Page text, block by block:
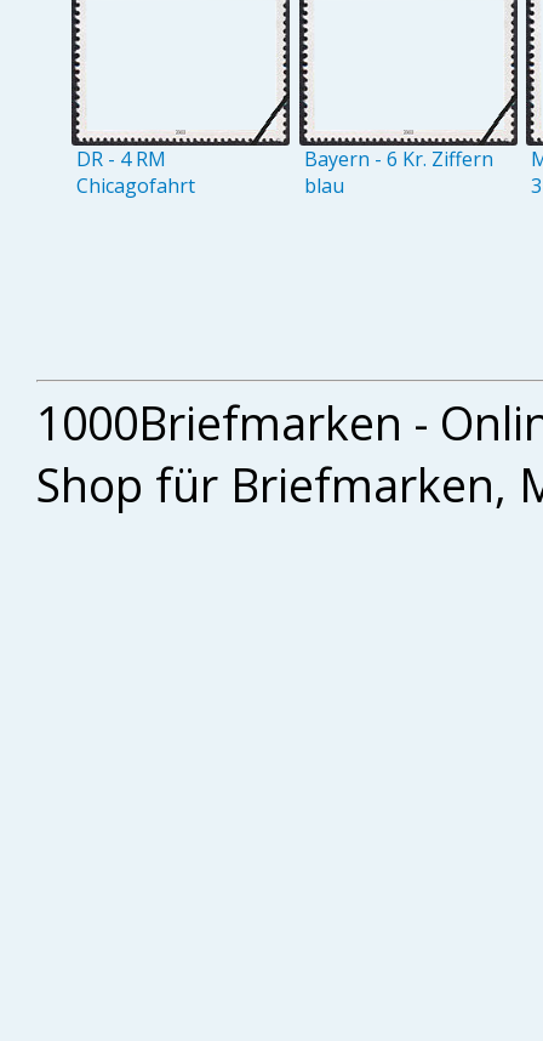
DR - 4 RM
Chicagofahrt
Bayern - 6 Kr. Ziffern
blau
1000Briefmarken -
Shop für Briefmarken,